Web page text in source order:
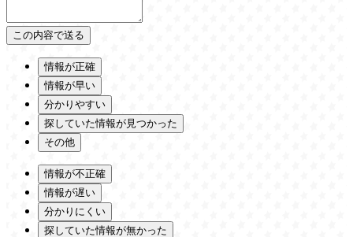
情報が正確
情報が早い
分かりやすい
探していた情報が見つかった
その他
情報が不正確
情報が遅い
分かりにくい
探していた情報が無かった